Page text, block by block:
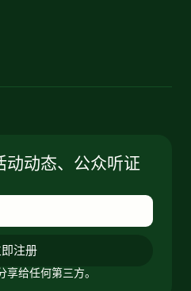
动动态、公众听证
注册
给任何第三方。